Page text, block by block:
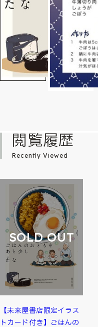
閲覧履歴
Recently Viewed
SOLD OUT
【未来屋書店限定イラス
トカード付き】ごはんの